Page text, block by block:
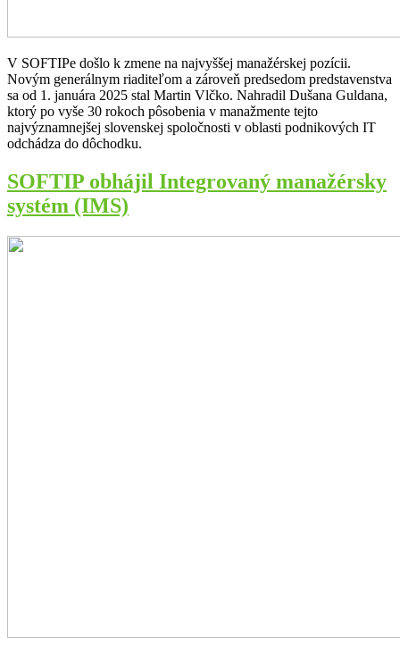
V SOFTIPe došlo k zmene na najvyššej manažérskej pozícii.
Novým generálnym riaditeľom a zároveň predsedom predstavenstva
sa od 1. januára 2025 stal Martin Vlčko. Nahradil Dušana Guldana,
ktorý po vyše 30 rokoch pôsobenia v manažmente tejto
najvýznamnejšej slovenskej spoločnosti v oblasti podnikových IT
odchádza do dôchodku.
SOFTIP obhájil Integrovaný manažérsky
systém (IMS)